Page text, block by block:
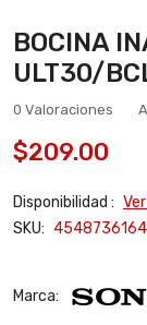
BOCINA
ULT30/
0 Valoraciones
$209.00
Disponibilidad :
SKU:
Marca: